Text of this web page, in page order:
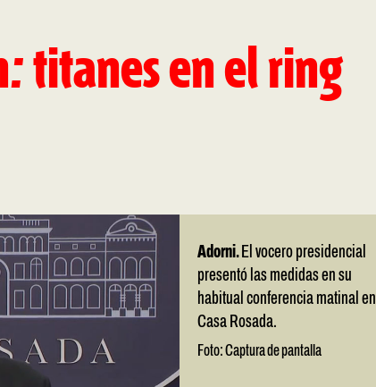
titanes en el ring
Adorni. El vocero presidencial
presentó las medidas en su
habitual conferencia matinal en
Casa Rosada.
Foto: Captura de pantalla